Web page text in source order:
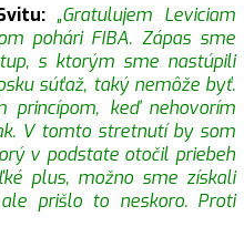
„Gratulujem Leviciam
pohári FIBA. Zápas sme
s ktorým sme nastúpili
súťaž, taký nemôže byť.
princípom, keď nehovorím
V tomto stretnutí by som
v podstate otočil priebeh
plus, možno sme získali
prišlo to neskoro. Proti